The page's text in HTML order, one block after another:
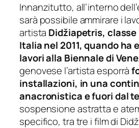
Innanzitutto, all’interno
sarà possibile ammirare i
artista Didžiapetris, classe
Italia nel 2011, quando ha
lavori alla Biennale di
genovese l’artista esporrà
installazioni, in una
anacronistica e fuori dal
sospensione astratta e
specifico, tra tre i film di